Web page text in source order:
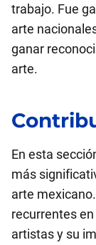
trabajo. Fue
arte
ganar
arte.
En esta
más
arte
recurrentes
artistas y su